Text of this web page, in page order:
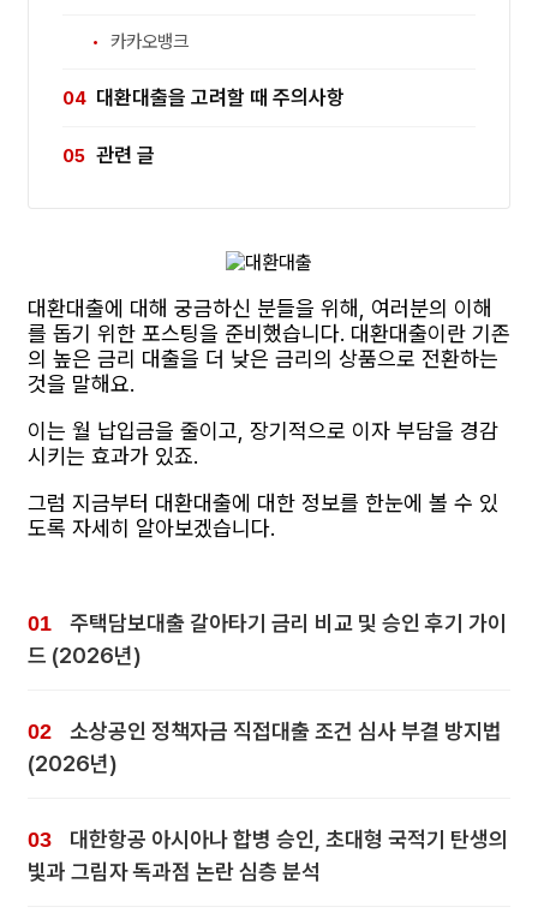
카카오뱅크
대환대출을 고려할 때 주의사항
관련 글
대환대출에 대해 궁금하신 분들을 위해, 여러분의 이해
를 돕기 위한 포스팅을 준비했습니다. 대환대출이란 기존
의 높은 금리 대출을 더 낮은 금리의 상품으로 전환하는
것을 말해요.
이는 월 납입금을 줄이고, 장기적으로 이자 부담을 경감
시키는 효과가 있죠.
그럼 지금부터 대환대출에 대한 정보를 한눈에 볼 수 있
도록 자세히 알아보겠습니다.
주택담보대출 갈아타기 금리 비교 및 승인 후기 가이
드 (2026년)
소상공인 정책자금 직접대출 조건 심사 부결 방지법
(2026년)
대한항공 아시아나 합병 승인, 초대형 국적기 탄생의
빛과 그림자 독과점 논란 심층 분석